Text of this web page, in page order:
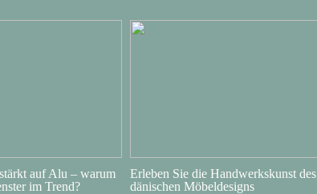
auf Alu – warum
im Trend?
Erleben Sie die Handwerkskunst des
dänischen Möbeldesigns